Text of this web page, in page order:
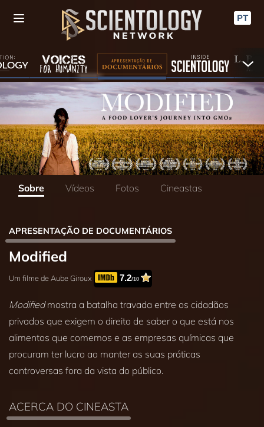
PT
Sobre Vídeos Fotos Cineastas
APRESENTAÇÃO DE DOCUMENTÁRIOS
Modified
Um filme de Aube Giroux 7.2/10
Modifiedmostra a batalha travada entre os cidadãos
privados que exigem o direito de saber o que está nos
alimentos que comemos e as empresas químicas que
procuram ter lucro ao manter as suas práticas
controversas fora da vista do público.
ACERCA DO CINEASTA